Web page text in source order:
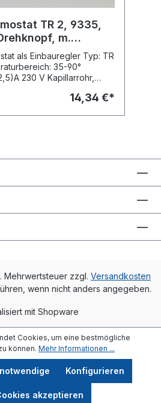
TR 2, 9335,
m.
als Einbauregler Typ: TR
230 V Kapillarrohr,
Anwendung:
14,34 €*
Mehrwertsteuer zzgl. Versandkosten
wenn nicht anders angegeben.
mit Shopware
Cookies, um eine bestmögliche
können. Mehr Informationen ...
Konfigurieren
akzeptieren